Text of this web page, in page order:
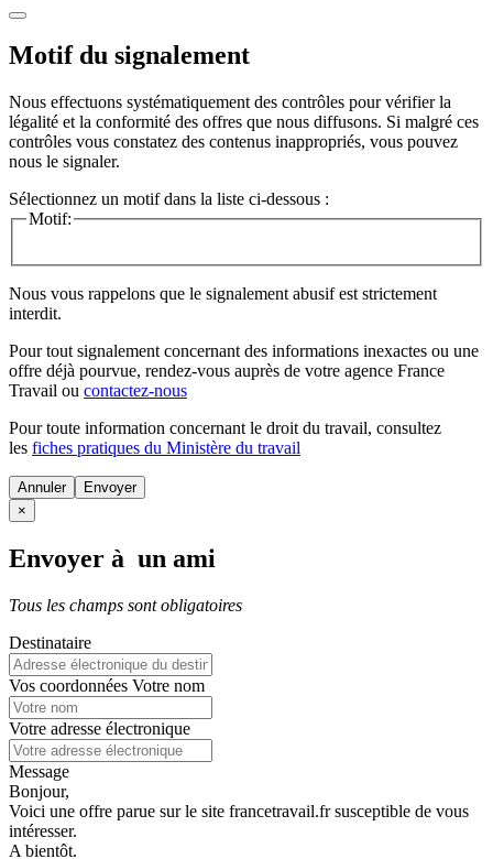
Motif du signalement
Nous effectuons systématiquement des contrôles pour vérifier la
légalité et la conformité des offres que nous diffusons. Si malgré ces
contrôles vous constatez des contenus inappropriés, vous pouvez
nous le signaler.
Sélectionnez un motif dans la liste ci-dessous :
Motif:
Nous vous rappelons que le signalement abusif est strictement
interdit.
Pour tout signalement concernant des informations inexactes ou une
offre déjà pourvue, rendez-vous auprès de votre agence France
Travail ou contactez-nous
Pour toute information concernant le droit du travail, consultez
les fiches pratiques du Ministère du travail
Annuler
×
Envoyer à un ami
Tous les champs sont obligatoires
Destinataire
Vos coordonnées Votre nom
Votre adresse électronique
Message
Bonjour,
Voici une offre parue sur le site francetravail.fr susceptible de vous
intéresser.
A bientôt.